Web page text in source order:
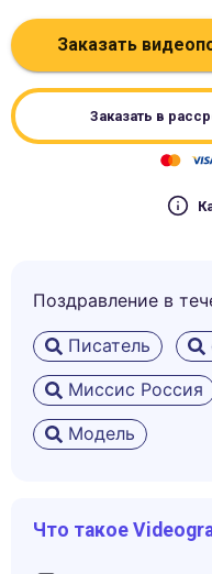
Заказать
Заказать в
Поздравление в
Писатель
Миссис Россия
Модель
Что такое